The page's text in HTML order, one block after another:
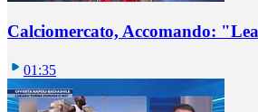
Calciomercato, Accomando:
01:35